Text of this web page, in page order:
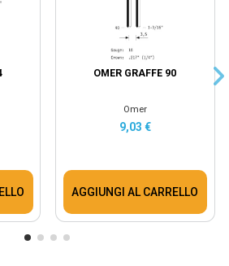
OMER GRAFFE 90
Omer
9,03 €
AGGIUNGI AL CARRELLO